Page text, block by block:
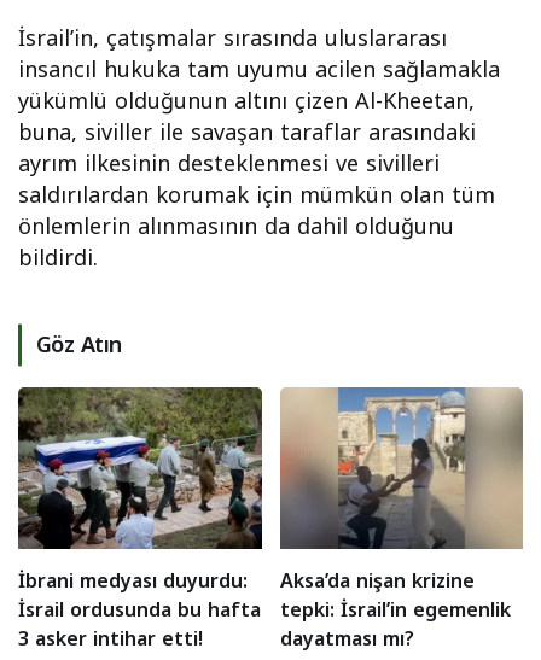
İsrail’in, çatışmalar sırasında uluslararası
insancıl hukuka tam uyumu acilen sağlamakla
yükümlü olduğunun altını çizen Al-Kheetan,
buna, siviller ile savaşan taraflar arasındaki
ayrım ilkesinin desteklenmesi ve sivilleri
saldırılardan korumak için mümkün olan tüm
önlemlerin alınmasının da dahil olduğunu
bildirdi.
Göz Atın
İbrani medyası duyurdu:
İsrail ordusunda bu hafta
3 asker intihar etti!
Aksa’da nişan krizine
tepki: İsrail’in egemenlik
dayatması mı?